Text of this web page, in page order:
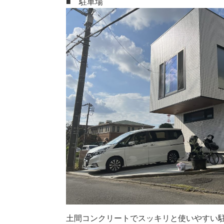
土間コンクリートでスッキリと使いやすい